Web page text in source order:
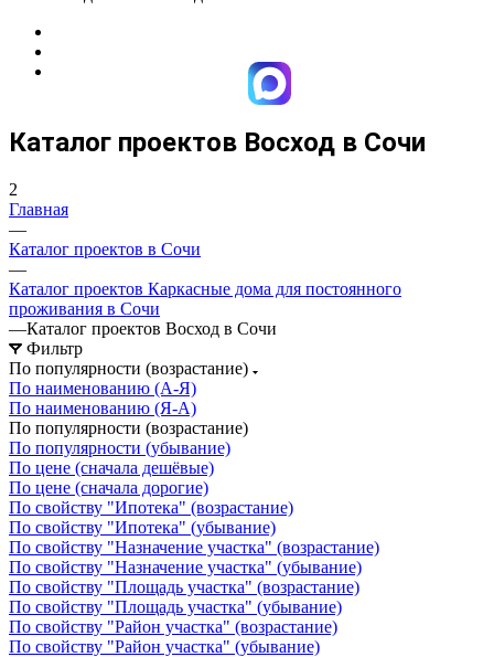
Каталог проектов Восход в Сочи
2
Главная
—
Каталог проектов в Сочи
—
Каталог проектов Каркасные дома для постоянного
проживания в Сочи
—Каталог проектов Восход в Сочи
Фильтр
По популярности (возрастание)
По наименованию (А-Я)
По наименованию (Я-А)
По популярности (возрастание)
По популярности (убывание)
По цене (сначала дешёвые)
По цене (сначала дорогие)
По свойству "Ипотека" (возрастание)
По свойству "Ипотека" (убывание)
По свойству "Назначение участка" (возрастание)
По свойству "Назначение участка" (убывание)
По свойству "Площадь участка" (возрастание)
По свойству "Площадь участка" (убывание)
По свойству "Район участка" (возрастание)
По свойству "Район участка" (убывание)